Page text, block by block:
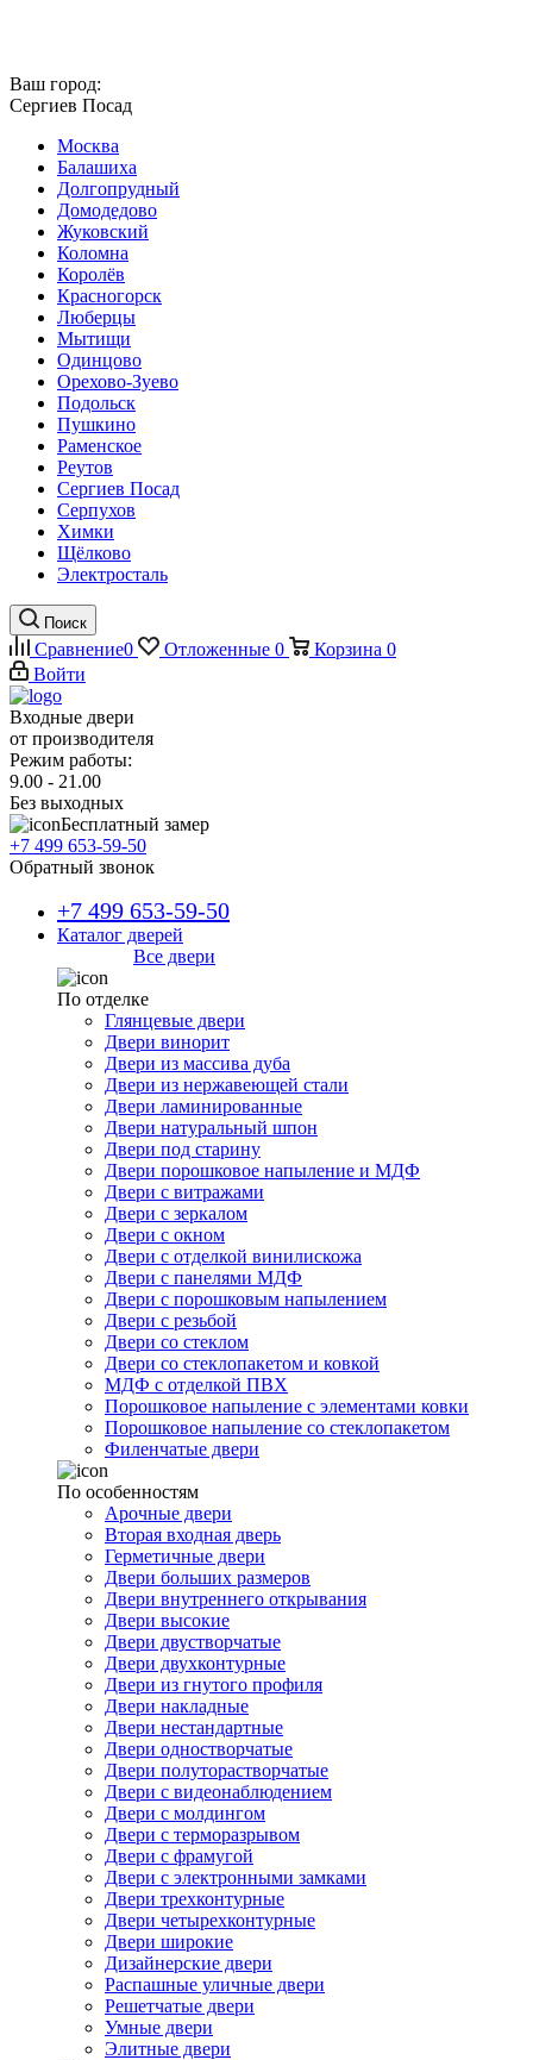
Ваш город:
Сергиев Посад
Москва
Балашиха
Долгопрудный
Домодедово
Жуковский
Коломна
Королёв
Красногорск
Люберцы
Мытищи
Одинцово
Орехово-Зуево
Подольск
Пушкино
Раменское
Реутов
Сергиев Посад
Серпухов
Химки
Щёлково
Электросталь
Поиск
Сравнение0 Отложенные 0 Корзина 0
Войти
Входные двери
от производителя
Режим работы:
9.00 - 21.00
Без выходных
Бесплатный замер
+7 499 653-59-50
Обратный звонок
+7 499 653-59-50
Каталог дверей
Все двери
По отделке
Глянцевые двери
Двери винорит
Двери из массива дуба
Двери из нержавеющей стали
Двери ламинированные
Двери натуральный шпон
Двери под старину
Двери порошковое напыление и МДФ
Двери с витражами
Двери с зеркалом
Двери с окном
Двери с отделкой винилискожа
Двери с панелями МДФ
Двери с порошковым напылением
Двери с резьбой
Двери со стеклом
Двери со стеклопакетом и ковкой
МДФ с отделкой ПВХ
Порошковое напыление с элементами ковки
Порошковое напыление со стеклопакетом
Филенчатые двери
По особенностям
Арочные двери
Вторая входная дверь
Герметичные двери
Двери больших размеров
Двери внутреннего открывания
Двери высокие
Двери двустворчатые
Двери двухконтурные
Двери из гнутого профиля
Двери накладные
Двери нестандартные
Двери одностворчатые
Двери полуторастворчатые
Двери с видеонаблюдением
Двери с молдингом
Двери с терморазрывом
Двери с фрамугой
Двери с электронными замками
Двери трехконтурные
Двери четырехконтурные
Двери широкие
Дизайнерские двери
Распашные уличные двери
Решетчатые двери
Умные двери
Элитные двери